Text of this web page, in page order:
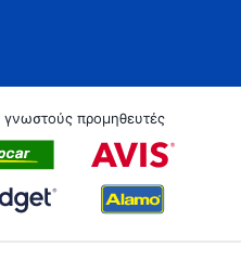
προμηθευτές